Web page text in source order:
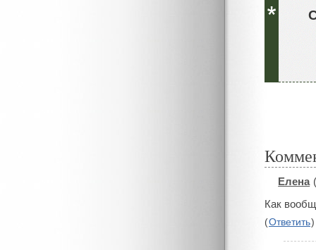
#Елена
Как
(Ответить)